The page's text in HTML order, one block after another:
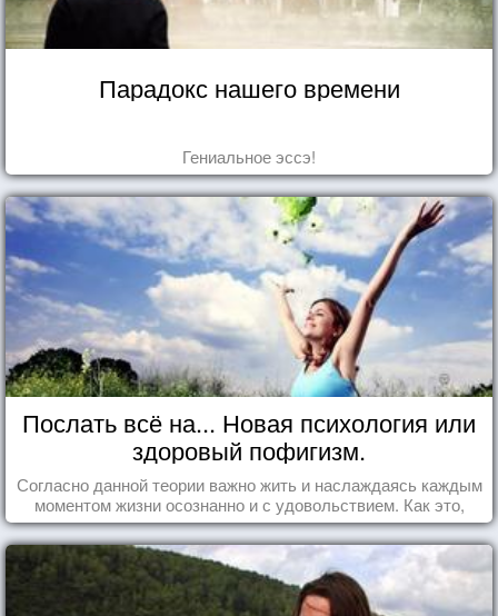
Парадокс нашего времени
Гениальное эссэ!
Послать всё на... Новая психология или
здоровый пофигизм.
Согласно данной теории важно жить и наслаждаясь каждым
моментом жизни осознанно и с удовольствием. Как это,
попробуем разобраться на реальных примерах.